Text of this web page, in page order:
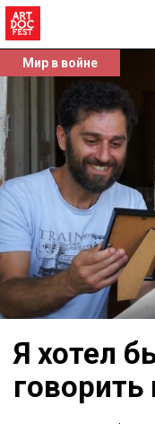
Мир в войне
Я хотел